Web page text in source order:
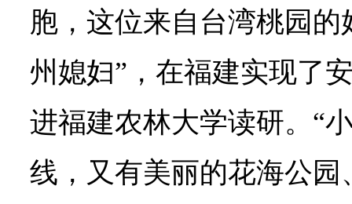
胞，这位来自台湾桃园的
州媳妇”，在福建实现了
进福建农林大学读研。“
线，又有美丽的花海公